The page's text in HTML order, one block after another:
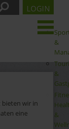
&
&
&
LOGIN
wir in
eine